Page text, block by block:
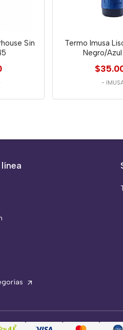
Sin
Termo Imusa
Negro/
-